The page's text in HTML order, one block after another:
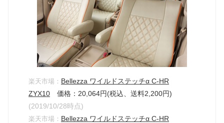
楽天市場： Bellezza ワイルドステッチα C-HR
ZYX10 価格：20,064円(税込、送料2,200円)
(2019/10/28時点)
楽天市場： Bellezza ワイルドステッチα C-HR